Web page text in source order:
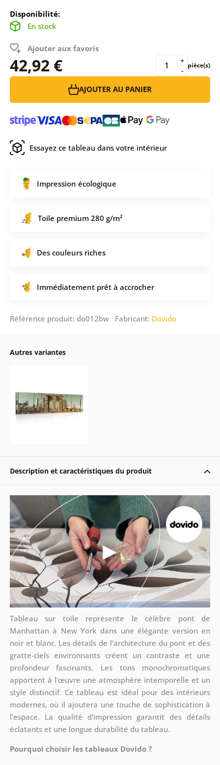
Disponibilité:
En stock
Ajouter aux favoris
42,92 € -
+ pièce(s)
AJOUTER AU PANIER
Essayez ce tableau dans votre intérieur
Impression écologique
Toile premium 280 g/m²
Des couleurs riches
Immédiatement prêt à accrocher
Référence produit: do012bw Fabricant: Dovido
Autres variantes
Description et caractéristiques du produit
Tableau sur toile représente le célèbre pont de
Manhattan à New York dans une élégante version en
noir et blanc. Les détails de l'architecture du pont et des
gratte-ciels environnants créent un contraste et une
profondeur fascinants. Les tons monochromatiques
apportent à l'œuvre une atmosphère intemporelle et un
style distinctif. Ce tableau est idéal pour des intérieurs
modernes, où il ajoutera une touche de sophistication à
l'espace. La qualité d'impression garantit des détails
éclatants et une longue durabilité du tableau.
Pourquoi choisir les tableaux Dovido ?